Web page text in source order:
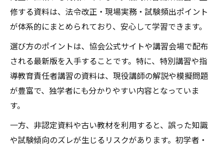
修する資料は、法令改正・現場実務・試験頻出ポイント
が体系的にまとめられており、安心して学習できます。
選び方のポイントは、協会公式サイトや講習会場で配布
される最新版を入手することです。特に、特別講習や指
導教育責任者講習の資料は、現役講師の解説や模擬問題
が豊富で、独学者にも分かりやすい内容となっていま
す。
一方、非認定資料や古い教材を利用すると、誤った知識
や試験傾向のズレが生じるリスクがあります。初学者・